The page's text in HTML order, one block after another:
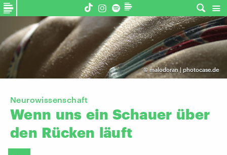
©malodoran | photocase.de
Neurowissenschaft
Wenn uns ein Schauer über
den Rücken läuft